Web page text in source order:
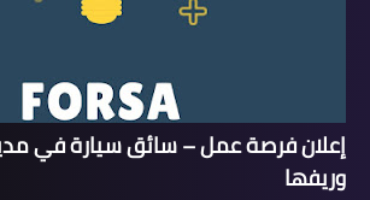
إعلان فرصة عمل – سائق سيارة في
وريفها